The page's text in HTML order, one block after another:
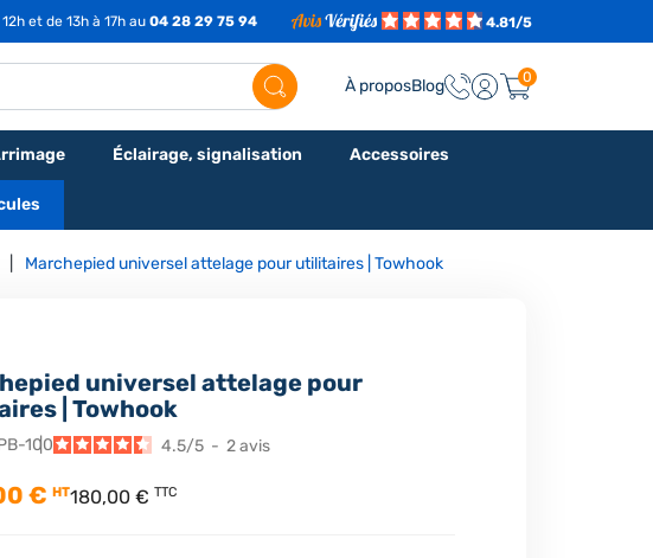
et de 13h à 17h au 04 28 29 75 94 4.81/5
À proposBlog 0
Éclairage, signalisation Accessoires
Marchepied universel attelage pour utilitaires | Towhook
universel attelage pour
| Towhook
100 4.5/5 - 2avis
€ HT180,00 € TTC